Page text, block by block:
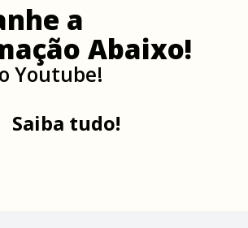
a
Abaixo!
Youtube!
Saiba tudo!